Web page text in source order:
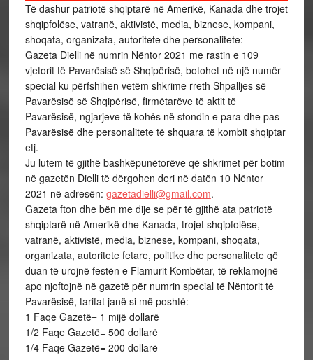
Të dashur patriotë shqiptarë në Amerikë, Kanada dhe trojet
shqipfolëse, vatranë, aktivistë, media, biznese, kompani,
shoqata, organizata, autoritete dhe personalitete:
Gazeta Dielli në numrin Nëntor 2021 me rastin e 109
vjetorit të Pavarësisë së Shqipërisë, botohet në një numër
special ku përfshihen vetëm shkrime rreth Shpalljes së
Pavarësisë së Shqipërisë, firmëtarëve të aktit të
Pavarësisë, ngjarjeve të kohës në sfondin e para dhe pas
Pavarësisë dhe personalitete të shquara të kombit shqiptar
etj.
Ju lutem të gjithë bashkëpunëtorëve që shkrimet për botim
në gazetën Dielli të dërgohen deri në datën 10 Nëntor
2021 në adresën: gazetadielli@gmail.com.
Gazeta fton dhe bën me dije se për të gjithë ata patriotë
shqiptarë në Amerikë dhe Kanada, trojet shqipfolëse,
vatranë, aktivistë, media, biznese, kompani, shoqata,
organizata, autoritete fetare, politike dhe personalitete që
duan të urojnë festën e Flamurit Kombëtar, të reklamojnë
apo njoftojnë në gazetë për numrin special të Nëntorit të
Pavarësisë, tarifat janë si më poshtë:
1 Faqe Gazetë= 1 mijë dollarë
1/2 Faqe Gazetë= 500 dollarë
1/4 Faqe Gazetë= 200 dollarë